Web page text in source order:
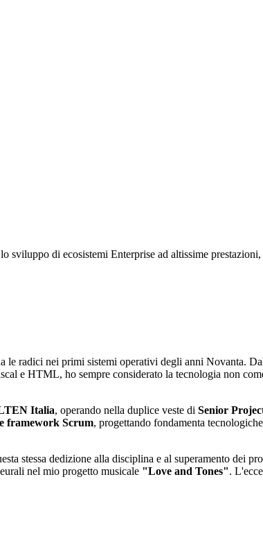
di ecosistemi Enterprise ad altissime
le radici nei primi sistemi operativi degli anni Novanta.
e HTML, ho sempre considerato la tecnologia non
Italia, operando nella duplice veste di Senior
framework Scrum, progettando fondamenta
stessa dedizione alla disciplina e al superamento dei
nel mio progetto musicale "Love and Tones".